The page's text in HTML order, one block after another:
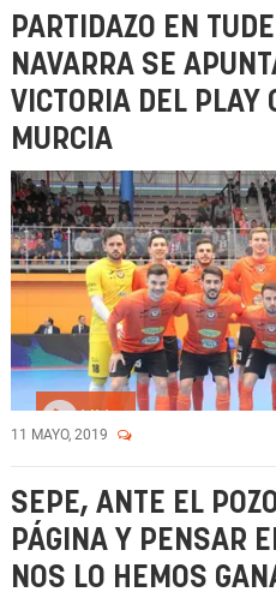
PARTIDAZO EN
NAVARRA SE
VICTORIA DEL PLAY
MURCIA
Vídeo
11 MAYO, 2019
SEPE, ANTE EL
PÁGINA Y PENSAR
NOS LO HEMOS